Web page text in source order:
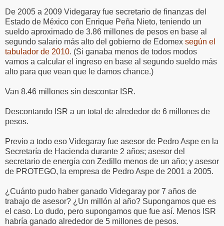
De 2005 a 2009 Videgaray fue secretario de finanzas del
Estado de México con Enrique Peña Nieto, teniendo un
sueldo aproximado de 3.86 millones de pesos en base al
segundo salario más alto del gobierno de Edomex según el
tabulador de 2010. (Si ganaba menos de todos modos
vamos a calcular el ingreso en base al segundo sueldo más
alto para que vean que le damos chance.)
Van 8.46 millones sin descontar ISR.
Descontando ISR a un total de alrededor de 6 millones de
pesos.
Previo a todo eso Videgaray fue asesor de Pedro Aspe en la
Secretaría de Hacienda durante 2 años; asesor del
secretario de energía con Zedillo menos de un año; y asesor
de PROTEGO, la empresa de Pedro Aspe de 2001 a 2005.
¿Cuánto pudo haber ganado Videgaray por 7 años de
trabajo de asesor? ¿Un millón al año? Supongamos que es
el caso. Lo dudo, pero supongamos que fue así. Menos ISR
habría ganado alrededor de 5 millones de pesos.